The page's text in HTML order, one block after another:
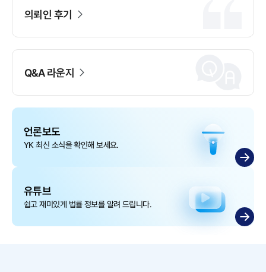
의뢰인 후기
Q&A 라운지
언론보도
YK 최신 소식을 확인해 보세요.
유튜브
쉽고 재미있게 법률 정보를 알려 드립니다.